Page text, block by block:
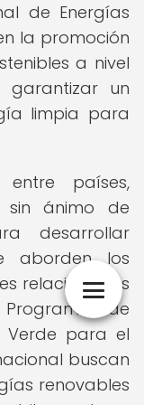
de Energías
la promoción
a nivel
garantizar un
limpia para
entre países,
sin ánimo de
desarrollar
aborden los
relacionados
de
Verde para el
buscan
renovables